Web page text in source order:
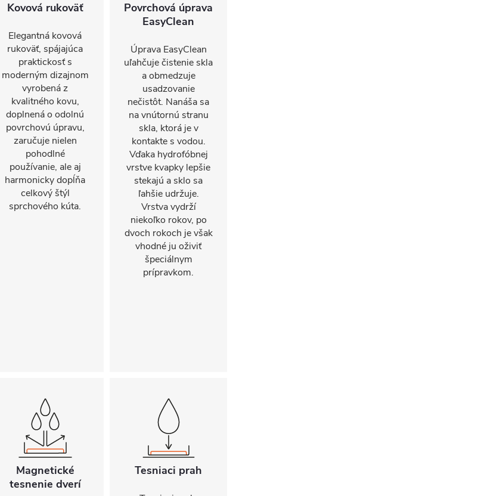
Kovová rukoväť
Elegantná kovová
rukoväť, spájajúca
praktickosť s
moderným dizajnom
vyrobená z
kvalitného kovu,
doplnená o odolnú
povrchovú úpravu,
zaručuje nielen
pohodlné
používanie, ale aj
harmonicky dopĺňa
celkový štýl
sprchového kúta.
Povrchová úprava
EasyClean
Úprava EasyClean
uľahčuje čistenie skla
a obmedzuje
usadzovanie
nečistôt. Nanáša sa
na vnútornú stranu
skla, ktorá je v
kontakte s vodou.
Vďaka hydrofóbnej
vrstve kvapky lepšie
stekajú a sklo sa
ľahšie udržuje.
Vrstva vydrží
niekoľko rokov, po
dvoch rokoch je však
vhodné ju oživiť
špeciálnym
prípravkom.
Magnetické
tesnenie dverí
Tesniaci prah